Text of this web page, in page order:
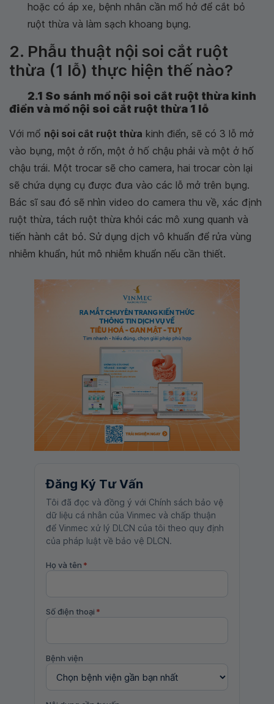
hoặc có áp xe, bệnh nhân cần mổ hở để cắt bỏ
ruột thừa và làm sạch khoang bụng.
2. Phẫu thuật nội soi cắt ruột
thừa (1 lỗ) thực hiện thế nào?
2.1 So sánh mổ nội soi cắt ruột thừa kinh
điển và mổ nội soi cắt ruột thừa 1 lỗ
Với mổ nội soi cắt ruột thừa kinh điển, sẽ có 3 lỗ mở
vào bụng, một ở rốn, một ở hố chậu phải và một ở hố
chậu trái. Một trocar sẽ cho camera, hai trocar còn lại
sẽ chứa dụng cụ được đưa vào các lỗ mở trên bụng.
Bác sĩ sau đó sẽ nhìn video do camera thu về, xác định
ruột thừa, tách ruột thừa khỏi các mô xung quanh và
tiến hành cắt bỏ. Sử dụng dịch vô khuẩn để rửa vùng
nhiễm khuẩn, hút mô nhiễm khuẩn nếu cần thiết.
Đăng Ký Tư Vấn
Tôi đã đọc và đồng ý với Chính sách bảo vệ
dữ liệu cá nhân của Vinmec và chấp thuận
để Vinmec xử lý DLCN của tôi theo quy định
của pháp luật về bảo vệ DLCN.
Họ và tên *
Số điện thoại *
Bệnh viện